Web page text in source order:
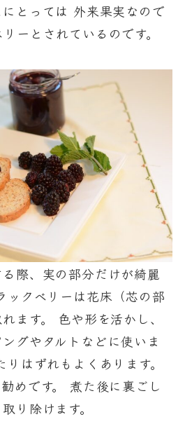
とっては 外来果実なので
ーとされているのです。
際、実の部分だけが綺麗
ックベリーは花床（芯の部
ます。 色や形を活かし、
グやタルトなどに使いま
はずれもよくあります。
めです。 煮た後に裏ごし
り除けます。